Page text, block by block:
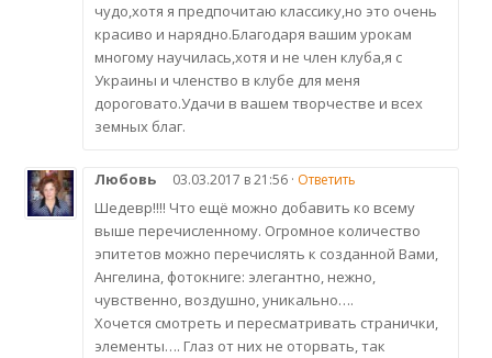
чудо,хотя я предпочитаю классику,но это очень
красиво и нарядно.Благодаря вашим урокам
многому научилась,хотя и не член клуба,я с
Украины и членство в клубе для меня
дороговато.Удачи в вашем творчестве и всех
земных благ.
Любовь 03.03.2017 в 21:56 · Ответить
Шедевр!!!! Что ещё можно добавить ко всему
выше перечисленному. Огромное количество
эпитетов можно перечислять к созданной Вами,
Ангелина, фотокниге: элегантно, нежно,
чувственно, воздушно, уникально….
Хочется смотреть и пересматривать странички,
элементы…. Глаз от них не оторвать, так